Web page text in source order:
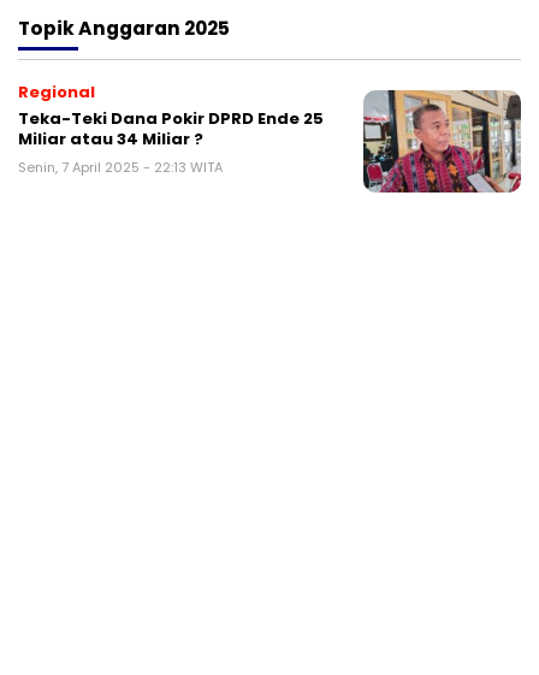
TopikAnggaran 2025
Regional
Teka-Teki Dana Pokir DPRD Ende 25
Miliar atau 34 Miliar ?
Senin, 7 April 2025 - 22:13 WITA